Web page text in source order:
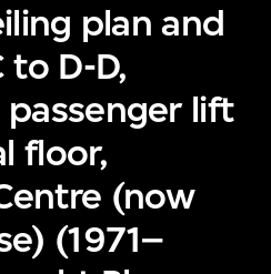
plan and
to D-D,
lift
floor,
(now
(1971–